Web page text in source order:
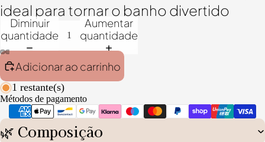
ideal para tornar o banho divertido
Diminuir
quantidade
Aumentar
quantidade
Adicionar ao carrinho
1 restante(s)
Métodos de pagamento
🌿 Composição